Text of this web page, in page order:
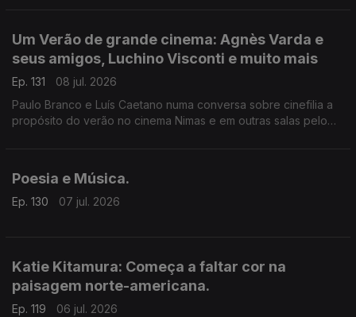
Um Verão de grande cinema: Agnès Varda e
seus amigos, Luchino Visconti e muito mais
Ep. 131
08 jul. 2026
Paulo Branco e Luís Caetano numa conversa sobre cinefilia a
propósito do verão no cinema Nimas e em outras salas pelo
Poesia e Música.
Ep. 130 07 jul. 2026
Katie Kitamura: Começa a faltar cor na
paisagem norte-americana.
Ep. 119
06 jul. 2026